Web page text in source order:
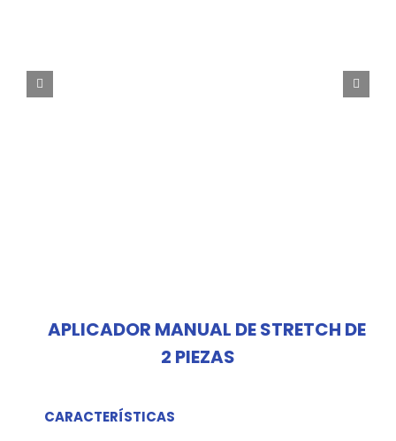
APLICADOR MANUAL DE STRETCH DE
2 PIEZAS
CARACTERÍSTICAS